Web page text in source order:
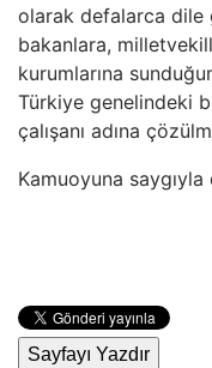
olarak defalarca
bakanlara,
kurumlarına
Türkiye genelindeki
çalışanı adına
Kamuoyuna saygıyla
Sayfayı Yazdır